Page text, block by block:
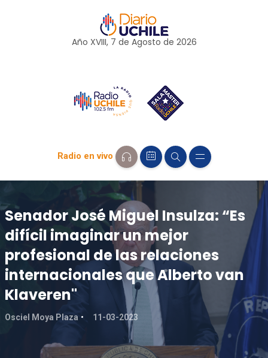
Año XVIII, 7 de Agosto de 2026
Radio en vivo
Senador José Miguel Insulza: “Es
difícil imaginar un mejor
profesional de las relaciones
internacionales que Alberto van
Klaveren"
Osciel Moya Plaza 11-03-2023